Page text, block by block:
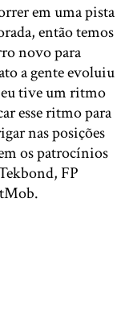
em uma pista
então temos
novo para
a gente evoluiu
eu tive um ritmo
esse ritmo para
nas posições
os patrocínios
FP